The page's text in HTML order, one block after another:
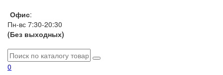
Офис:
Пн-вс 7:30-20:30
(Без выходных)
0